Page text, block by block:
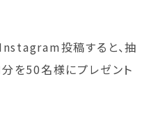
投稿すると、抽
を50名様にプレゼント